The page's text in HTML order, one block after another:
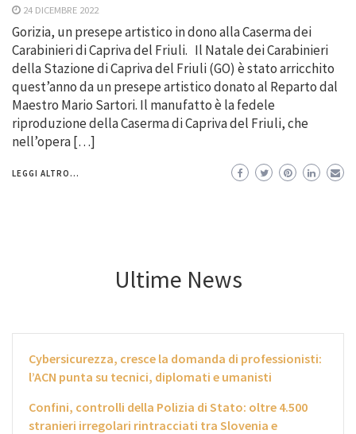
24 DICEMBRE 2022
Gorizia, un presepe artistico in dono alla Caserma dei
Carabinieri di Capriva del Friuli. Il Natale dei Carabinieri
della Stazione di Capriva del Friuli (GO) è stato arricchito
quest’anno da un presepe artistico donato al Reparto dal
Maestro Mario Sartori. Il manufatto è la fedele
riproduzione della Caserma di Capriva del Friuli, che
nell’opera […]
LEGGI ALTRO...
Ultime News
Cybersicurezza, cresce la domanda di professionisti:
l’ACN punta su tecnici, diplomati e umanisti
Confini, controlli della Polizia di Stato: oltre 4.500
stranieri irregolari rintracciati tra Slovenia e